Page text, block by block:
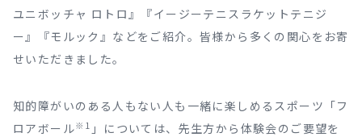
ユニボッチャ ロトロ』『イージーテニスラケットテニジ
ー』『モルック』などをご紹介。皆様から多くの関心をお寄
せいただきました。
知的障がいのある人もない人も一緒に楽しめるスポーツ「フ
ロアボール※1 」については、先生方から体験会のご要望を